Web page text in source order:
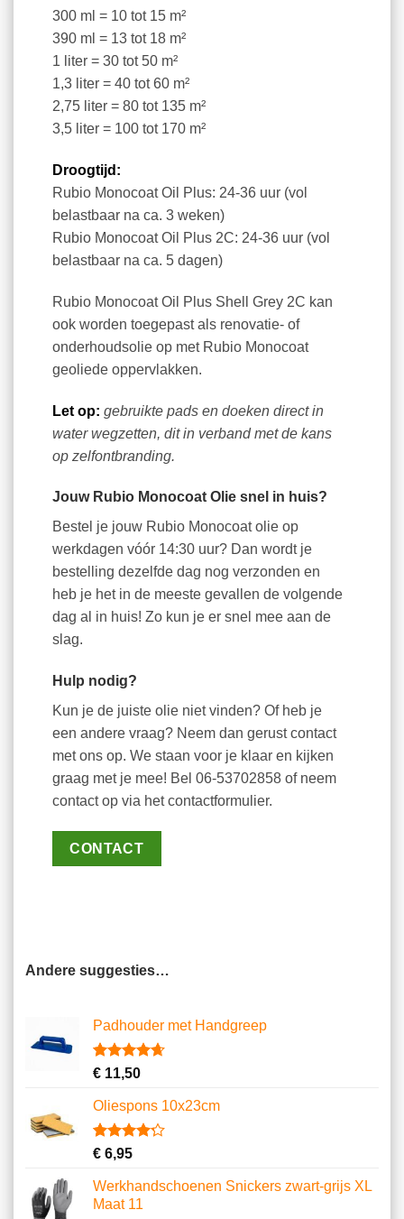
300 ml = 10 tot 15 m²
390 ml = 13 tot 18 m²
1 liter = 30 tot 50 m²
1,3 liter = 40 tot 60 m²
2,75 liter = 80 tot 135 m²
3,5 liter = 100 tot 170 m²
Droogtijd:
Rubio Monocoat Oil Plus: 24-36 uur (vol
belastbaar na ca. 3 weken)
Rubio Monocoat Oil Plus 2C: 24-36 uur (vol
belastbaar na ca. 5 dagen)
Rubio Monocoat Oil Plus Shell Grey 2C kan
ook worden toegepast als renovatie- of
onderhoudsolie op met Rubio Monocoat
geoliede oppervlakken.
Let op: gebruikte pads en doeken direct in
water wegzetten, dit in verband met de kans
op zelfontbranding.
Jouw Rubio Monocoat Olie snel in huis?
Bestel je jouw Rubio Monocoat olie op
werkdagen vóór 14:30 uur? Dan wordt je
bestelling dezelfde dag nog verzonden en
heb je het in de meeste gevallen de volgende
dag al in huis! Zo kun je er snel mee aan de
slag.
Hulp nodig?
Kun je de juiste olie niet vinden? Of heb je
een andere vraag? Neem dan gerust contact
met ons op. We staan voor je klaar en kijken
graag met je mee! Bel 06-53702858 of neem
contact op via het contactformulier.
CONTACT
Andere suggesties…
Padhouder met Handgreep
Gewaardeerd
gebaseerd
op
6
klantbeoordelingen
€11,50
Oliespons 10x23cm
Gewaardeerd
gebaseerd
op
9
klantbeoordelingen
€6,95
Werkhandschoenen Snickers zwart-grijs XL
Maat 11